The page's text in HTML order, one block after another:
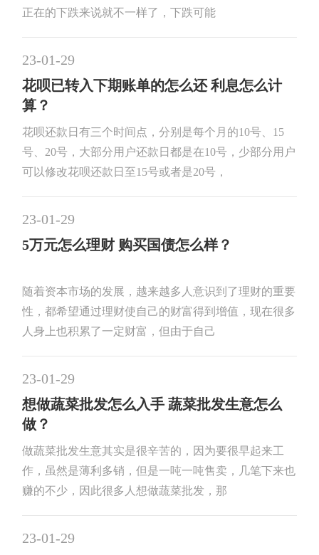
正在的下跌来说就不一样了，下跌可能
23-01-29
花呗已转入下期账单的怎么还 利息怎么计
算？
花呗还款日有三个时间点，分别是每个月的10号、15
号、20号，大部分用户还款日都是在10号，少部分用户
可以修改花呗还款日至15号或者是20号，
23-01-29
5万元怎么理财 购买国债怎么样？
随着资本市场的发展，越来越多人意识到了理财的重要
性，都希望通过理财使自己的财富得到增值，现在很多
人身上也积累了一定财富，但由于自己
23-01-29
想做蔬菜批发怎么入手 蔬菜批发生意怎么
做？
做蔬菜批发生意其实是很辛苦的，因为要很早起来工
作，虽然是薄利多销，但是一吨一吨售卖，几笔下来也
赚的不少，因此很多人想做蔬菜批发，那
23-01-29